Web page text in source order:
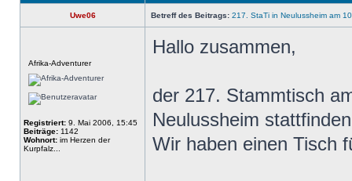
Uwe06 Betreff des Beitrags: 217. StaTi in Neulussheim am
Afrika-Adventurer
Registriert: 9. Mai 2006, 15:45
Beiträge: 1142
Wohnort: im Herzen der
Kurpfalz...
Hallo zusammen,
der 217. Stammtisch
Neulussheim
Wir haben einen Tisch